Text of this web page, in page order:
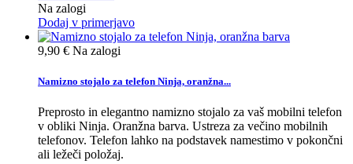
Na zalogi
Dodaj v primerjavo
9,90 € Na zalogi
Namizno stojalo za telefon Ninja, oranžna...
Preprosto in elegantno namizno stojalo za vaš mobilni telefon
v obliki Ninja. Oranžna barva. Ustreza za večino mobilnih
telefonov. Telefon lahko na podstavek namestimo v pokončni
ali ležeči položaj.